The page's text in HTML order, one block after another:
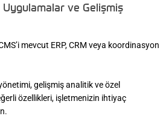
Uygulamalar ve Gelişmiş
mevcut ERP, CRM veya koordinasyon
gelişmiş analitik ve özel
özellikleri, işletmenizin ihtiyaç